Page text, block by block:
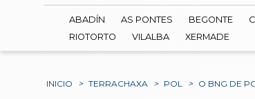
ABADÍN AS PONTES BEGONTE
RIOTORTO
VILALBA XERMADE
INICIO > TERRACHAXA > POL > O BNG DE